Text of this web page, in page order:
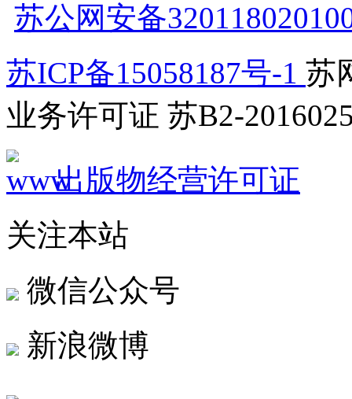
苏公网安备
苏ICP备15058187号-1 苏
业务许可证 苏B2-
出版物经营许可证
关注本站
微信公众号
新浪微博